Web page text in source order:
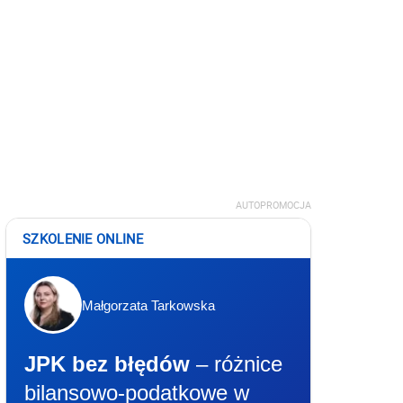
AUTOPROMOCJA
SZKOLENIE ONLINE
Małgorzata Tarkowska
JPK bez błędów – różnice
bilansowo-podatkowe w